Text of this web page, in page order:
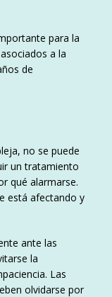
para la
a la
de
no se puede
un tratamiento
qué alarmarse.
está afectando y
ante las
la
Las
olvidarse por